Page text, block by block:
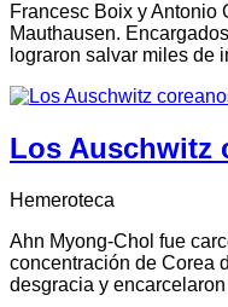
Francesc Boix y Antonio
Mauthausen.
lograron salvar miles de
Los Auschwitz
Hemeroteca
Ahn Myong-Chol fue
concentración de Corea
desgracia y